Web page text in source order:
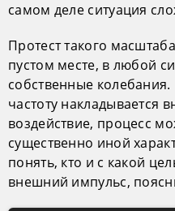
самом деле ситуация
Протест такого
пустом месте, в любой
собственные колебания.
частоту
воздействие, процесс
существенно иной
понять, кто и с какой
внешний импульс,